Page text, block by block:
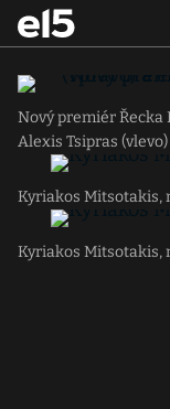
Nový premiér
Alexis Tsipras (vlevo)
Kyriakos Mitsotakis,
Kyriakos Mitsotakis,